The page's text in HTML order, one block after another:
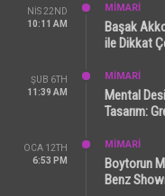
NIS 22ND
10:11 AM
MİMARİ
Başak
ile Dikkat
ŞUB 6TH
11:39 AM
MİMARİ
Mental
Tasarım:
OCA 12TH
6:53 PM
MİMARİ
Boytorun
Benz